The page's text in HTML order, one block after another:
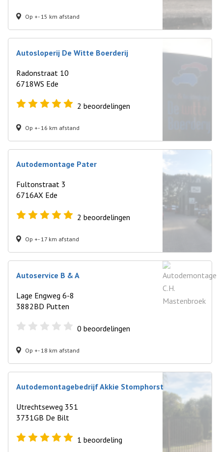
Op +- 15 km afstand
Autosloperij De Witte Boerderij
Radonstraat 10
6718WS Ede
2 beoordelingen
Op +- 16 km afstand
Autodemontage Pater
Fultonstraat 3
6716AX Ede
2 beoordelingen
Op +- 17 km afstand
Autoservice B & A
Lage Engweg 6-8
3882BD Putten
0 beoordelingen
Op +- 18 km afstand
Autodemontagebedrijf Akkie Stomphorst
Utrechtseweg 351
3731GB De Bilt
1 beoordeling